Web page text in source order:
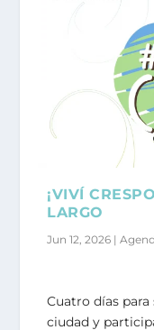
¡VIVÍ
LARGO
Jun 12, 2026 |
Cuatro días
ciudad y